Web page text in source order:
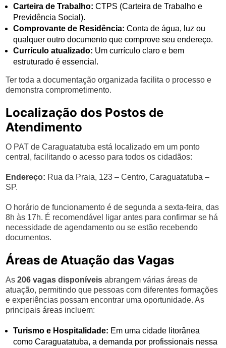
Carteira de Trabalho:CTPS (Carteira de Trabalho e
Previdência Social).
Comprovante de Residência:Conta de água, luz ou
qualquer outro documento que comprove seu endereço.
Currículo atualizado: Um currículo claro e bem
estruturado é essencial.
Ter toda a documentação organizada facilita o processo e
demonstra comprometimento.
Localização dos Postos de
Atendimento
O PAT de Caraguatatuba está localizado em um ponto
central, facilitando o acesso para todos os cidadãos:
Endereço: Rua da Praia, 123 – Centro, Caraguatatuba –
SP.
O horário de funcionamento é de segunda a sexta-feira, das
8h às 17h. É recomendável ligar antes para confirmar se há
necessidade de agendamento ou se estão recebendo
documentos.
Áreas de Atuação das Vagas
As206 vagas disponíveis abrangem várias áreas de
atuação, permitindo que pessoas com diferentes formações
e experiências possam encontrar uma oportunidade. As
principais áreas incluem:
Turismo e Hospitalidade: Em uma cidade litorânea
como Caraguatatuba, a demanda por profissionais nessa